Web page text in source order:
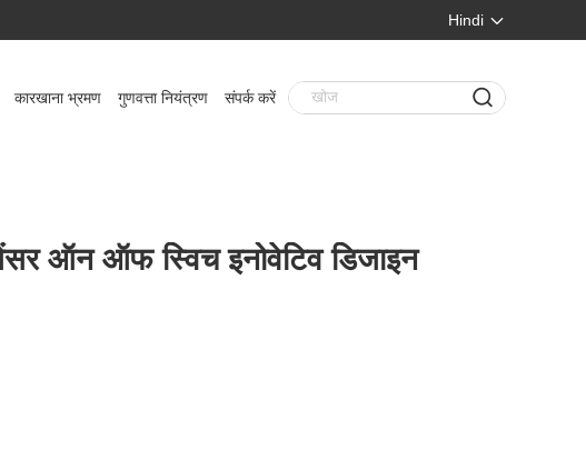
Hindi
कारखाना भ्रमण गुणवत्ता नियंत्रण संपर्क करें
ऑन ऑफ स्विच इनोवेटिव डिजाइन